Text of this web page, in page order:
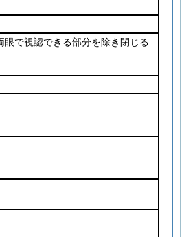
で視認できる部分を除き閉じる